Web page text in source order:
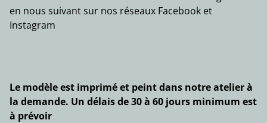
en nous suivant sur nos réseaux Facebook et
Instagram
Le modèle est imprimé et peint dans notre atelier à
la demande. Un délais de 30 à 60 jours minimum est
à prévoir